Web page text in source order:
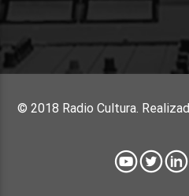
© 2018 Radio Cultura.